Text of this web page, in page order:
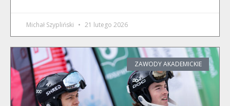
Michał Szypliński 21 lutego 2026
ZAWODY AKADEMICKIE